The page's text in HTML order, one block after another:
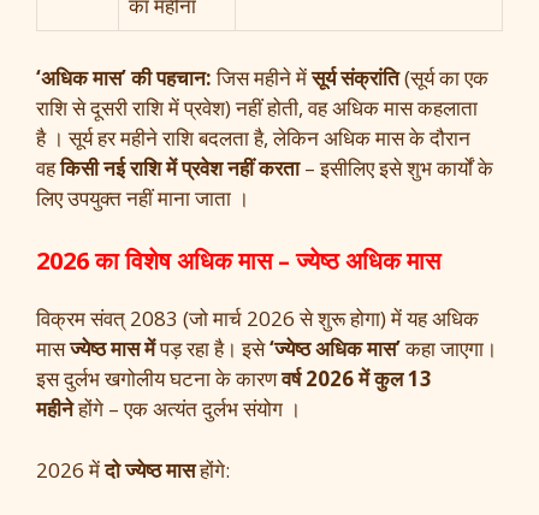
का महीना
‘अधिक मास’ की पहचान:जिस महीने मेंसूर्य संक्रांति(सूर्य का एक
राशि से दूसरी राशि में प्रवेश) नहीं होती, वह अधिक मास कहलाता
है । सूर्य हर महीने राशि बदलता है, लेकिन अधिक मास के दौरान
वहकिसी नई राशि में प्रवेश नहीं करता– इसीलिए इसे शुभ कार्यों के
लिए उपयुक्त नहीं माना जाता ।
2026 का विशेष अधिक मास – ज्येष्ठ अधिक मास
विक्रम संवत् 2083 (जो मार्च 2026 से शुरू होगा) में यह अधिक
मासज्येष्ठ मास मेंपड़ रहा है। इसे‘ज्येष्ठ अधिक मास’कहा जाएगा।
इस दुर्लभ खगोलीय घटना के कारणवर्ष 2026 में कुल 13
महीनेहोंगे – एक अत्यंत दुर्लभ संयोग ।
2026 मेंदो ज्येष्ठ मासहोंगे: